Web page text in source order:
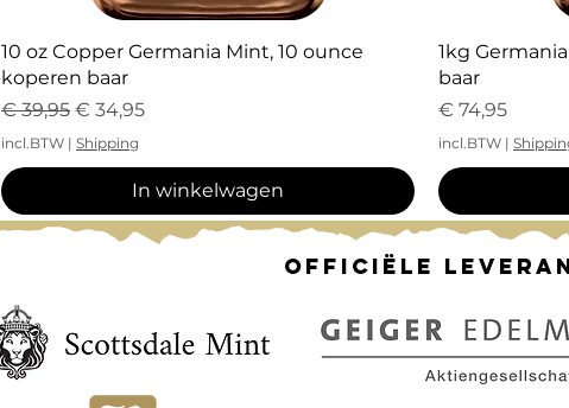
Snel overzicht
10 oz Copper Germania Mint, 10 ounce
koperen baar
Normale prijs
€ 39,95 Verkoopprijs
€ 34,95
incl.BTW | Shipping
In winkelwagen
1kg
baar
Prijs
€ 74,95
incl.BTW |
officiële